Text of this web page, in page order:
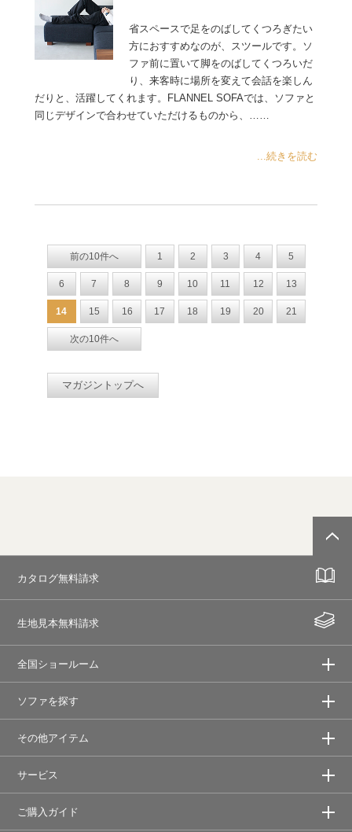
省スペースで足をのばしてくつろぎたい
方におすすめなのが、スツールです。ソ
ファ前に置いて脚をのばしてくつろいだ
り、来客時に場所を変えて会話を楽しん
だりと、活躍してくれます。FLANNEL SOFAでは、ソファと
同じデザインで合わせていただけるものから、……
...続きを読む
前の10件へ 1 2 3 4 5
6 7 8 9 10 11 12 13
14 15 16 17 18 19 20 21
次の10件へ
マガジントップへ
カタログ無料請求
生地見本無料請求
全国ショールーム
ソファを探す
その他アイテム
サービス
ご購入ガイド